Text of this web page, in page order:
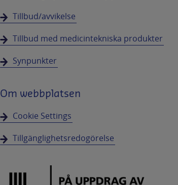
Tillbud/avvikelse
Tillbud med medicintekniska produkter
Synpunkter
Om webbplatsen
Cookie Settings
Tillgänglighetsredogörelse